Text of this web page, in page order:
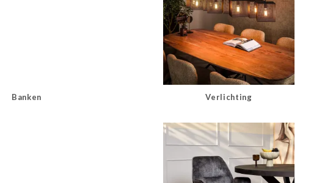
Banken Verlichting